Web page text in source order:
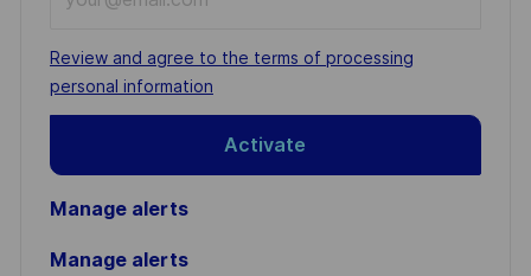
Email
address
(Required)
Required
Review and agree to the terms of processing
personal information
Activate
Manage alerts
Manage alerts